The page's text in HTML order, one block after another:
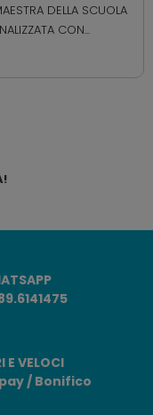
DELLA SCUOLA
CON...
E VELOCI
/ Bonifico